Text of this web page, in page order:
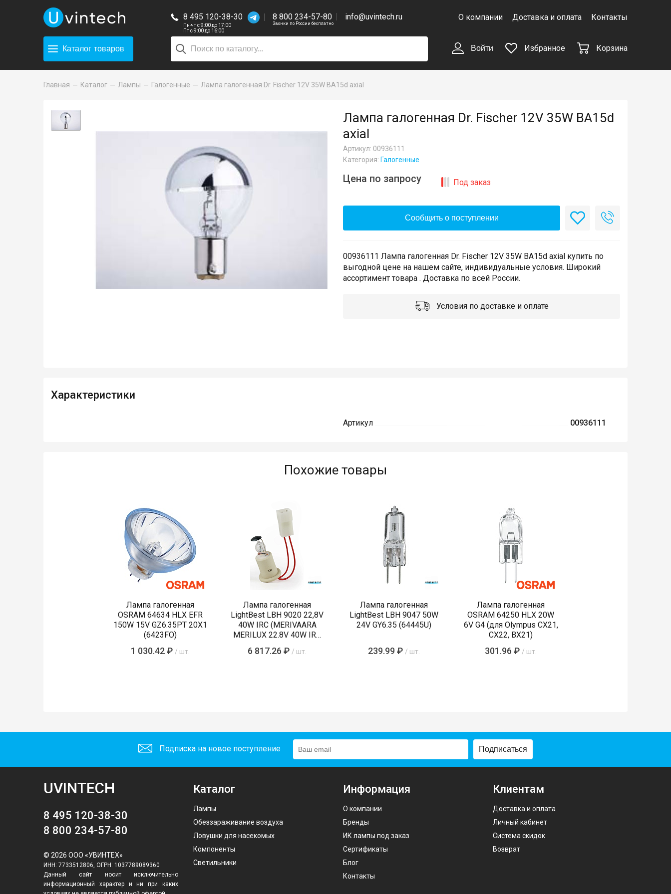
8 495 120-38-30
Пн-чт с 9:00 до 17:00
Пт с 9:00 до 16:00
8 800 234-57-80
Звонки по России бесплатно
info@uvintech.ru О компании Доставка и оплата Контакты
Каталог товаров Войти Избранное Корзина
Главная Каталог Лампы Галогенные Лампа галогенная Dr. Fischer 12V 35W BA15d axial
Лампа галогенная Dr. Fischer 12V 35W BA15d
axial
Артикул: 00936111
Категория: Галогенные
Цена по запросу Под заказ
Сообщить о поступлении
00936111 Лампа галогенная Dr. Fischer 12V 35W BA15d axial купить по
выгодной цене на нашем сайте, индивидуальные условия. Широкий
ассортимент товара . Доставка по всей России.
Условия по доставке и оплате
Характеристики
Артикул 00936111
Похожие товары
Лампа галогенная
OSRAM 64634 HLX EFR
150W 15V GZ6.35PT 20X1
(6423FO)
1 030.42 ₽ / шт.
Лампа галогенная
LightBest LBH 9020 22,8V
40W IRC (MERIVAARA
MERILUX 22.8V 40W IRC
6 817.26 ₽ / шт.
Лампа галогенная
LightBest LBH 9047 50W
24V GY6.35 (64445U)
239.99 ₽ / шт.
Лампа галогенная
OSRAM 64250 HLX 20W
6V G4 (для Olympus CX21,
CX22, BX21)
301.96 ₽ / шт.
Подписка на новое поступление Подписаться
UVINTECH
8 495 120-38-30
8 800 234-57-80
© 2026 ООО «УВИНТЕХ»
ИНН: 7733512806, ОГРН: 1037789089360
Данный сайт носит исключительно
информационный характер и ни при каких
Каталог
Лампы
Обеззараживание воздуха
Ловушки для насекомых
Компоненты
Светильники
Информация
О компании
Бренды
ИК лампы под заказ
Сертификаты
Блог
Контакты
Клиентам
Доставка и оплата
Личный кабинет
Система скидок
Возврат